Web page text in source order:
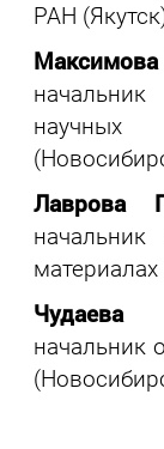
РАН
Лаврова
Чудаева
начальник